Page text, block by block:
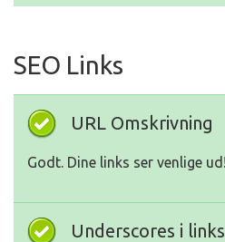
SEO Links
URL Omskrivning
Godt. Dine links ser venlige ud!
Underscores i links